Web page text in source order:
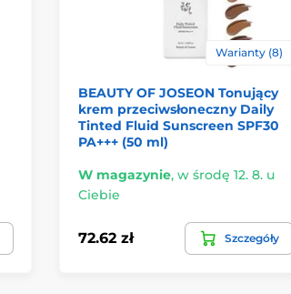
Warianty (8)
BEAUTY OF JOSEON Tonujący
krem przeciwsłoneczny Daily
Tinted Fluid Sunscreen SPF30
PA+++ (50 ml)
W magazynie, w środę 12. 8. u
Ciebie
72.62 zł Szczegóły